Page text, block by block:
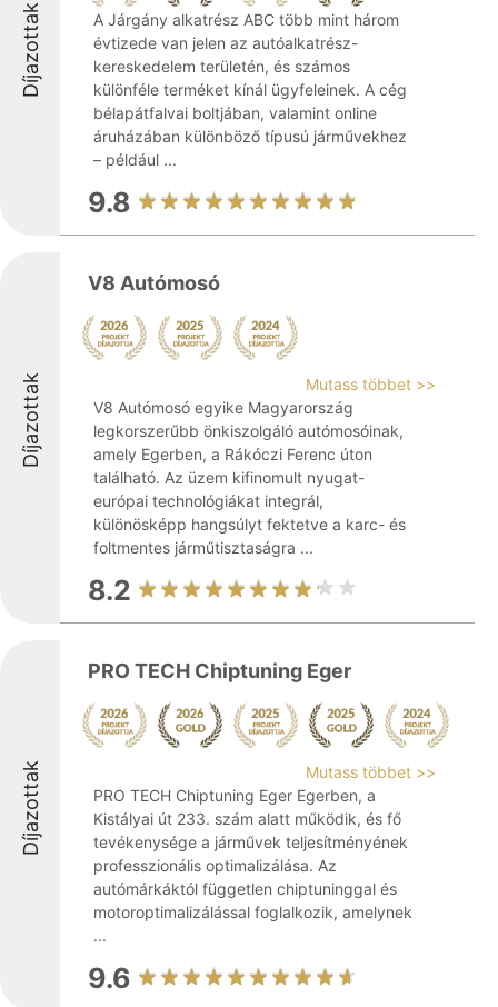
Díjazottak
A Járgány alkatrész ABC több mint három
évtizede van jelen az autóalkatrész-
kereskedelem területén, és számos
különféle terméket kínál ügyfeleinek. A cég
bélapátfalvai boltjában, valamint online
áruházában különböző típusú járművekhez
– például ...
9.8
Díjazottak
V8 Autómosó
Mutass többet >>
V8 Autómosó egyike Magyarország
legkorszerűbb önkiszolgáló autómosóinak,
amely Egerben, a Rákóczi Ferenc úton
található. Az üzem kifinomult nyugat-
európai technológiákat integrál,
különösképp hangsúlyt fektetve a karc- és
foltmentes járműtisztaságra ...
8.2
Díjazottak
PRO TECH Chiptuning Eger
Mutass többet >>
PRO TECH Chiptuning Eger Egerben, a
Kistályai út 233. szám alatt működik, és fő
tevékenysége a járművek teljesítményének
professzionális optimalizálása. Az
autómárkáktól független chiptuninggal és
motoroptimalizálással foglalkozik, amelynek
...
9.6